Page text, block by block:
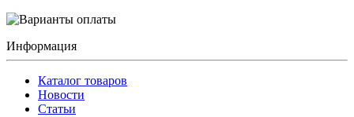
Информация
Каталог товаров
Новости
Статьи